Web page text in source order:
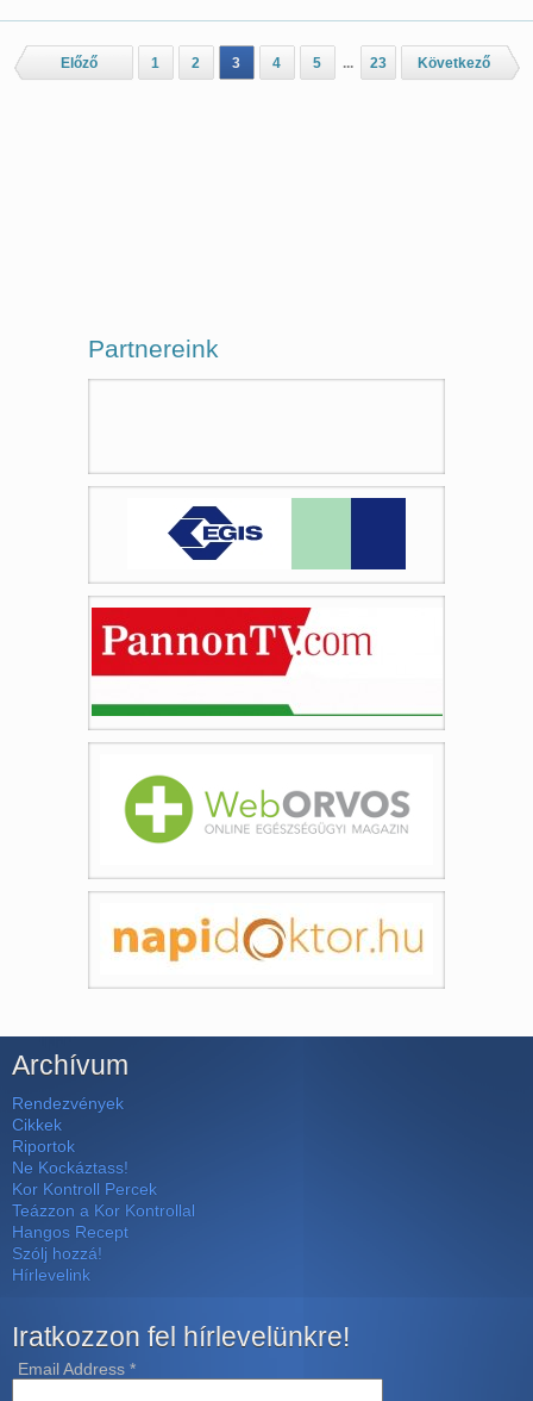
Előző 1 2 3 4 5 ... 23 Következő
Partnereink
Archívum
Rendezvények
Cikkek
Riportok
Ne Kockáztass!
Kor Kontroll Percek
Teázzon a Kor Kontrollal
Hangos Recept
Szólj hozzá!
Hírlevelink
Iratkozzon fel hírlevelünkre!
Email Address *